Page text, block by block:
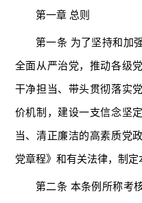
第一章 总则
第一条 为了坚持和加
全面从严治党，推动各级
干净担当、带头贯彻落实
价机制，建设一支信念坚
当、清正廉洁的高素质党
党章程》和有关法律，制定
第二条 本条例所称考